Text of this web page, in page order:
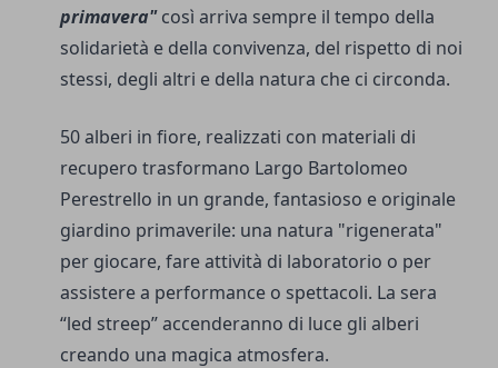
primavera"così arriva sempre il tempo della
solidarietà e della convivenza, del rispetto di noi
stessi, degli altri e della natura che ci circonda.
50 alberi in fiore, realizzati con materiali di
recupero trasformano Largo Bartolomeo
Perestrello in un grande, fantasioso e originale
giardino primaverile: una natura "rigenerata"
per giocare, fare attività di laboratorio o per
assistere a performance o spettacoli. La sera
“led streep” accenderanno di luce gli alberi
creando una magica atmosfera.